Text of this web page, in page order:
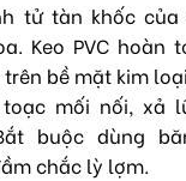
tử tàn khốc của
Keo PVC hoàn
bề mặt kim
toạc mối nối, xả
buộc dùng
chắc lỳ lợm.